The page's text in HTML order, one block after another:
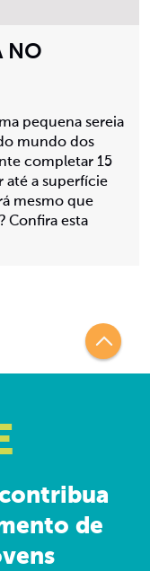
NO
pequena sereia
mundo dos
completar 15
até a superfície
mesmo que
Confira esta
de